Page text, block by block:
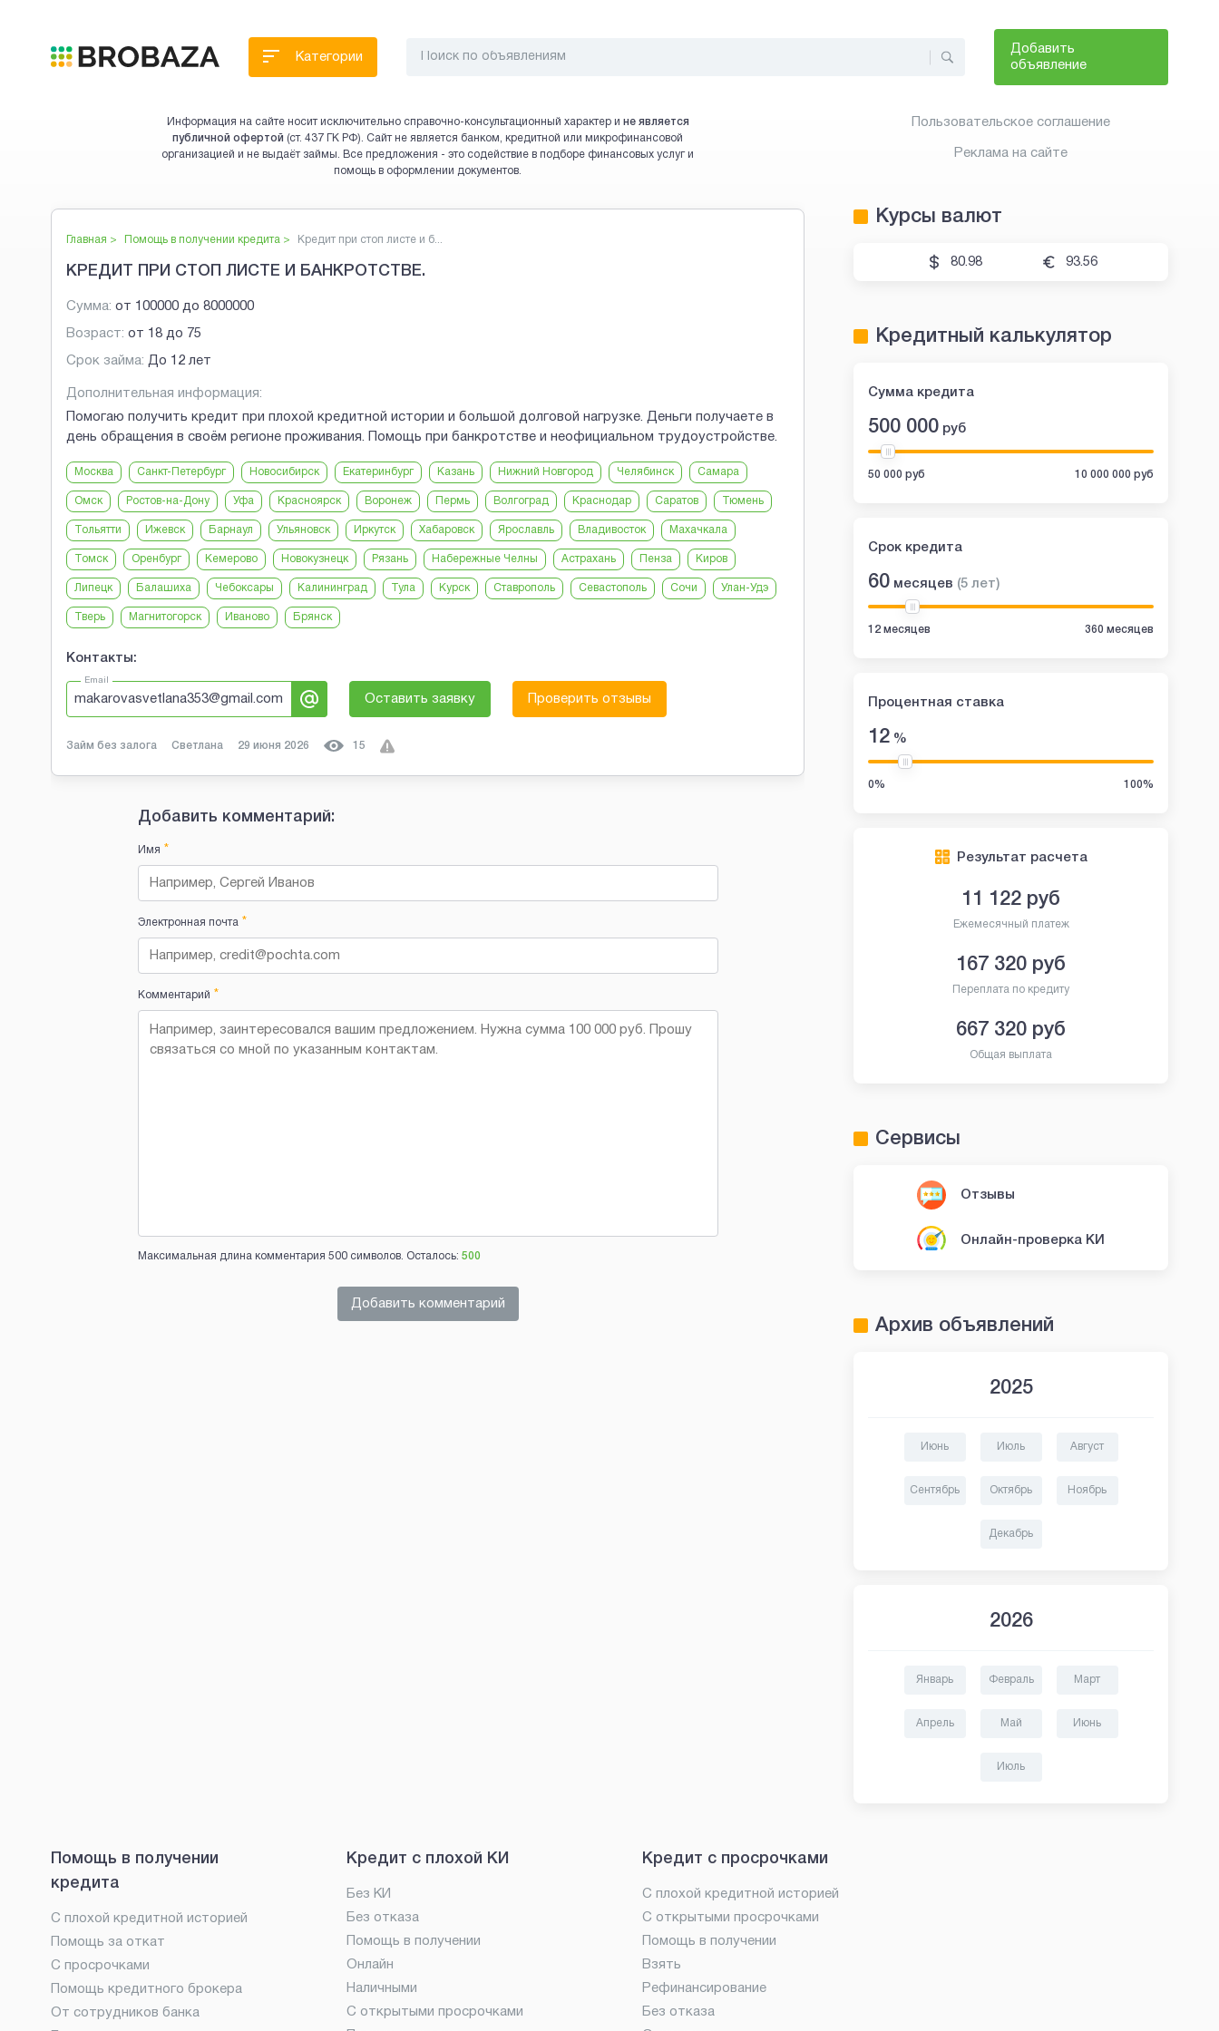
Добавить
объявление
Категории
Информация на сайте носит исключительно справочно-консультационный характер и не является
публичной офертой (ст. 437 ГК РФ). Сайт не является банком, кредитной или микрофинансовой
организацией и не выдаёт займы. Все предложения - это содействие в подборе финансовых услуг и
помощь в оформлении документов.
Главная > Помощь в получении кредита > Кредит при стоп листе и б...
КРЕДИТ ПРИ СТОП ЛИСТЕ И БАНКРОТСТВЕ.
Сумма: от 100000 до 8000000
Возраст: от 18 до 75
Срок займа: До 12 лет
Дополнительная информация:
Помогаю получить кредит при плохой кредитной истории и большой долговой нагрузке. Деньги получаете в
день обращения в своём регионе проживания. Помощь при банкротстве и неофициальном трудоустройстве.
Москва Санкт-Петербург Новосибирск Екатеринбург Казань Нижний Новгород Челябинск Самара
Омск Ростов-на-Дону Уфа Красноярск Воронеж Пермь Волгоград Краснодар Саратов Тюмень
Тольятти Ижевск Барнаул Ульяновск Иркутск Хабаровск Ярославль Владивосток Махачкала
Томск Оренбург Кемерово Новокузнецк Рязань Набережные Челны Астрахань Пенза Киров
Липецк Балашиха Чебоксары Калининград Тула Курск Ставрополь Севастополь Сочи Улан-Удэ
Тверь Магнитогорск Иваново Брянск
Контакты:
Email
makarovasvetlana353@gmail.com Оставить заявку Проверить отзывы
Займ без залога Светлана 29 июня 2026 15
Добавить комментарий:
Имя *
Электронная почта*
Комментарий *
Максимальная длина комментария 500 символов. Осталось: 500
Добавить комментарий
Пользовательское соглашение
Реклама на сайте
Курсы валют
80.98 93.56
Кредитный калькулятор
Сумма кредита
500 000 руб
50 000 руб 10 000 000 руб
Срок кредита
60 месяцев (5 лет)
12 месяцев 360 месяцев
Процентная ставка
12 %
0% 100%
Результат расчета
11 122 руб
Ежемесячный платеж
167 320 руб
Переплата по кредиту
667 320 руб
Общая выплата
Сервисы
Отзывы
Онлайн-проверка КИ
Архив объявлений
2025
Июнь Июль Август
Сентябрь Октябрь Ноябрь
Декабрь
2026
Январь Февраль Март
Апрель Май Июнь
Июль
Помощь в получении
кредита
С плохой кредитной историей
Помощь за откат
С просрочками
Помощь кредитного брокера
От сотрудников банка
Кредит с плохой КИ
Без КИ
Без отказа
Помощь в получении
Онлайн
Наличными
С открытыми просрочками
Кредит с просрочками
С плохой кредитной историей
С открытыми просрочками
Помощь в получении
Взять
Рефинансирование
Без отказа